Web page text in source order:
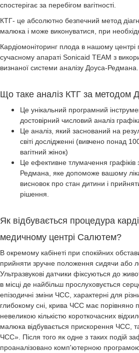
спостерігає за перебігом вагітності.
КТГ- це абсолютно безпечний метод
малюка і може виконуватися, при
Кардіомоніторинг плода в нашому центрі
сучасному апараті Sonicaid TEAM з
визнаної системи аналізу Доуса-Редмана.
Що таке аналіз КТГ за методом
Це унікальний програмний
достовірний числовий аналіз
Це аналіз, який заснований на
світі дослідженні (вивчено понад
вагітний жінок)
Це ефективне тлумачення графіків
Редмана, яке допоможе вашому
висновок про стан дитини і
рішення.
Як відбувається процедура
медичному центрі Салютем?
В окремому кабінеті при спокійних
прийняти зручне положення сидячи або
Ультразвукові датчики фіксуються до
в місці де найбільш прослуховується
епізодичні зміни ЧСС, характерні для
глибокому сні, крива ЧСС має порівняно
невеликою кількістю короткочасних
малюка відбувається прискорення ЧСС,
ЧСС». Після того як одне з таких подій
проаналізовано комп'ютерною